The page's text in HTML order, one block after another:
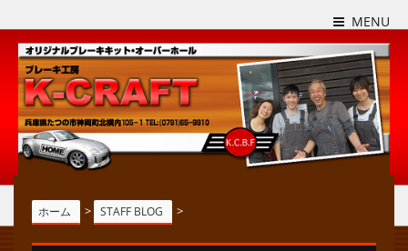
MENU
ホーム > STAFF BLOG >